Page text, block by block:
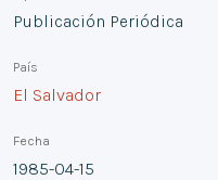
Publicación Periódica
País
El Salvador
Fecha
1985-04-15